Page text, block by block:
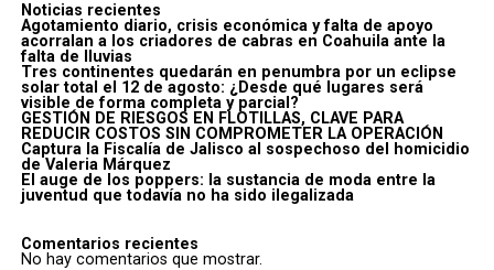
Noticias recientes
Agotamiento diario, crisis económica y falta de apoyo
acorralan a los criadores de cabras en Coahuila ante la
falta de lluvias
Tres continentes quedarán en penumbra por un eclipse
solar total el 12 de agosto: ¿Desde qué lugares será
visible de forma completa y parcial?
GESTIÓN DE RIESGOS EN FLOTILLAS, CLAVE PARA
REDUCIR COSTOS SIN COMPROMETER LA OPERACIÓN
Captura la Fiscalía de Jalisco al sospechoso del homicidio
de Valeria Márquez
El auge de los poppers: la sustancia de moda entre la
juventud que todavía no ha sido ilegalizada
Comentarios recientes
No hay comentarios que mostrar.